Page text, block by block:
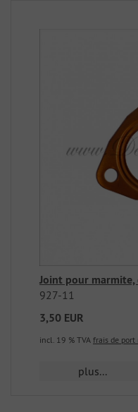
Joint pour
927-11
3,50 EUR
incl. 19 % TVA frais de port
plus...